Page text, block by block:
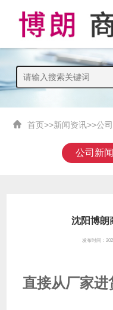
首页>>新闻资讯>>公
公司新闻
沈阳博朗
发布时间：
直接从厂家进